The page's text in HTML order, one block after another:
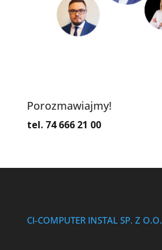
Porozmawiajmy!
tel. 74 666 21 00
CI-COMPUTER INSTAL SP. Z O.O.